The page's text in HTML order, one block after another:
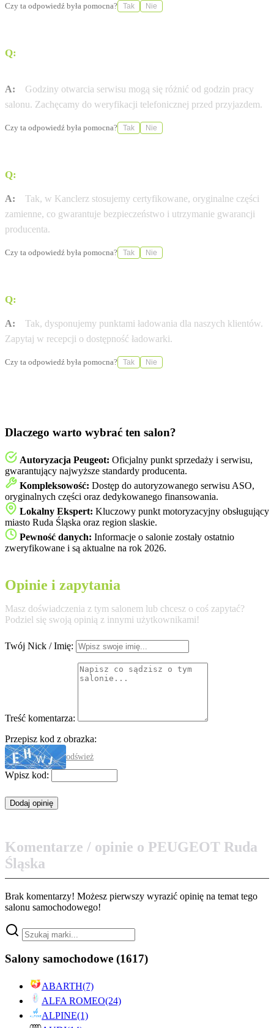
Czy ta odpowiedź była pomocna? Tak Nie
Q:
A:
Godziny otwarcia serwisu mogą się różnić od godzin pracy
salonu. Zachęcamy do weryfikacji telefonicznej przed przyjazdem.
Czy ta odpowiedź była pomocna? Tak Nie
Q:
A:
Tak, w Kanclerz stosujemy certyfikowane, oryginalne części
zamienne, co gwarantuje bezpieczeństwo i utrzymanie gwarancji
producenta.
Czy ta odpowiedź była pomocna? Tak Nie
Q:
A:
Tak, dysponujemy punktami ładowania dla naszych klientów.
Zapytaj w recepcji o dostępność ładowarki.
Czy ta odpowiedź była pomocna? Tak Nie
Dlaczego warto wybrać ten salon?
Autoryzacja Peugeot: Oficjalny punkt sprzedaży i serwisu,
gwarantujący najwyższe standardy producenta.
Kompleksowość: Dostęp do autoryzowanego serwisu ASO,
oryginalnych części oraz dedykowanego finansowania.
Lokalny Ekspert: Kluczowy punkt motoryzacyjny obsługujący
miasto Ruda Śląska oraz region slaskie.
Pewność danych: Informacje o salonie zostały ostatnio
zweryfikowane i są aktualne na rok 2026.
Opinie i zapytania
Masz doświadczenia z tym salonem lub chcesz o coś zapytać?
Podziel się swoją opinią z innymi użytkownikami!
Twój Nick / Imię:
Treść komentarza:
Przepisz kod z obrazka:
odśwież
Wpisz kod:
Komentarze / opinie o PEUGEOT Ruda
Śląska
Brak komentarzy! Możesz pierwszy wyrazić opinię na temat tego
salonu samochodowego!
Salony samochodowe (1617)
ABARTH(7)
ALFA ROMEO(24)
ALPINE(1)